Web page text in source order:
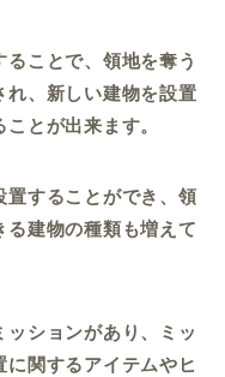
ことで、領地を奪う
れ、新しい建物を設置
とが出来ます。
置することができ、領
建物の種類も増えて
ションがあり、ミッ
関するアイテムやヒ